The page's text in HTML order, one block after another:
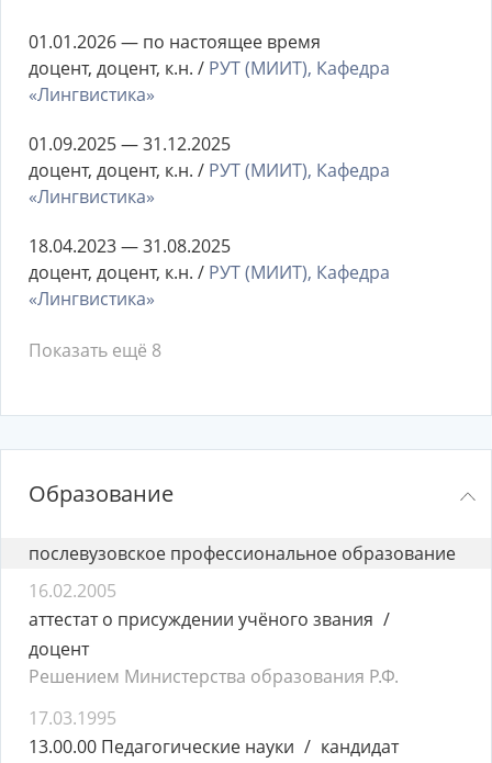
01.01.2026 — по настоящее время
доцент, доцент, к.н. / РУТ (МИИТ), Кафедра
«Лингвистика»
01.09.2025 — 31.12.2025
доцент, доцент, к.н. / РУТ (МИИТ), Кафедра
«Лингвистика»
18.04.2023 — 31.08.2025
доцент, доцент, к.н. / РУТ (МИИТ), Кафедра
«Лингвистика»
Показать ещё 8
Образование
послевузовское профессиональное образование
16.02.2005
аттестат о присуждении учёного звания
доцент
Решением Министерства образования Р.Ф.
17.03.1995
13.00.00 Педагогические науки
кандидат